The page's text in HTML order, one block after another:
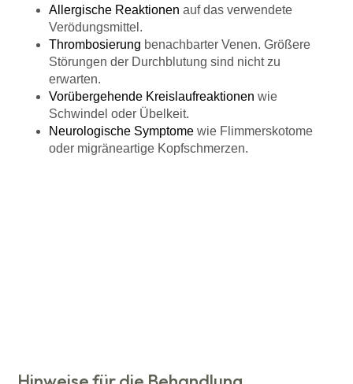
Allergische Reaktionen auf das verwendete
Verödungsmittel.
Thrombosierung benachbarter Venen. Größere
Störungen der Durchblutung sind nicht zu
erwarten.
Vorübergehende Kreislaufreaktionen wie
Schwindel oder Übelkeit.
Neurologische Symptome wie Flimmerskotome
oder migräneartige Kopfschmerzen.